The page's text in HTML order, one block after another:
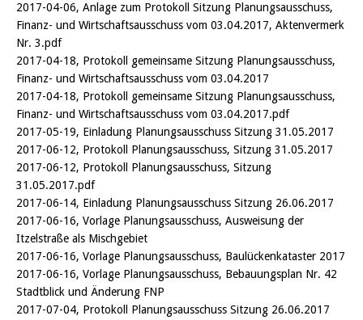
2017-04-06, Anlage zum Protokoll Sitzung Planungsausschuss,
Finanz- und Wirtschaftsausschuss vom 03.04.2017, Aktenvermerk
Nr. 3.pdf
2017-04-18, Protokoll gemeinsame Sitzung Planungsausschuss,
Finanz- und Wirtschaftsausschuss vom 03.04.2017
2017-04-18, Protokoll gemeinsame Sitzung Planungsausschuss,
Finanz- und Wirtschaftsausschuss vom 03.04.2017.pdf
2017-05-19, Einladung Planungsausschuss Sitzung 31.05.2017
2017-06-12, Protokoll Planungsausschuss, Sitzung 31.05.2017
2017-06-12, Protokoll Planungsausschuss, Sitzung
31.05.2017.pdf
2017-06-14, Einladung Planungsausschuss Sitzung 26.06.2017
2017-06-16, Vorlage Planungsausschuss, Ausweisung der
Itzelstraße als Mischgebiet
2017-06-16, Vorlage Planungsausschuss, Baulückenkataster 2017
2017-06-16, Vorlage Planungsausschuss, Bebauungsplan Nr. 42
Stadtblick und Änderung FNP
2017-07-04, Protokoll Planungsausschuss Sitzung 26.06.2017